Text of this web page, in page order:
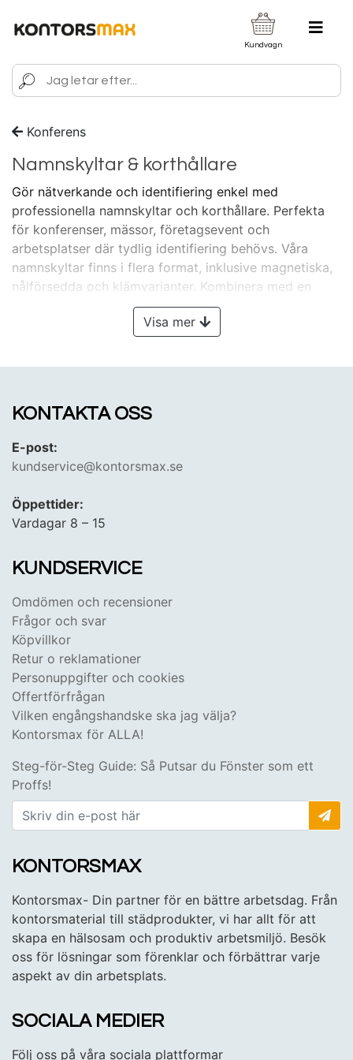
Kundvagn
Konferens
Namnskyltar & korthållare
Gör nätverkande och identifiering enkel med
professionella namnskyltar och korthållare. Perfekta
för konferenser, mässor, företagsevent och
arbetsplatser där tydlig identifiering behövs. Våra
namnskyltar finns i flera format, inklusive magnetiska,
nålförsedda och klämvarianter. Kombinera med en
korthållare eller nyckelband för enkel hantering och
extra skydd av ID-kort och passerkort. Håll ordning
Visa mer
KONTAKTA OSS
E-post:
kundservice@kontorsmax.se
Öppettider:
Vardagar 8 – 15
KUNDSERVICE
Omdömen och recensioner
Frågor och svar
Köpvillkor
Retur o reklamationer
Personuppgifter och cookies
Offertförfrågan
Vilken engångshandske ska jag välja?
Kontorsmax för ALLA!
Steg-för-Steg Guide: Så Putsar du Fönster som ett
Proffs!
KONTORSMAX
Kontorsmax- Din partner för en bättre arbetsdag. Från
kontorsmaterial till städprodukter, vi har allt för att
skapa en hälsosam och produktiv arbetsmiljö. Besök
oss för lösningar som förenklar och förbättrar varje
aspekt av din arbetsplats.
SOCIALA MEDIER
Följ oss på våra sociala plattformar